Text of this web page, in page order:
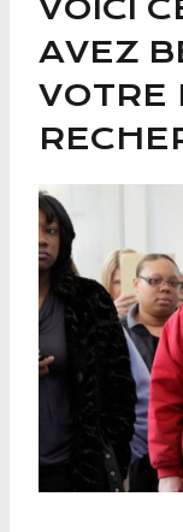
VOICI
AVEZ
VOTRE